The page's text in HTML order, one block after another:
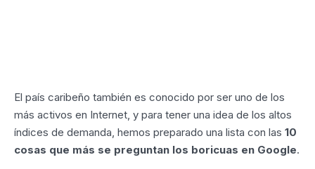
El país caribeño también es conocido por ser uno de los
más activos en Internet, y para tener una idea de los altos
índices de demanda, hemos preparado una lista con las 10
cosas que más se preguntan los boricuas en Google.